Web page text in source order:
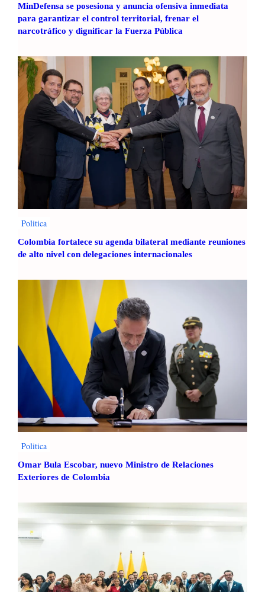
MinDefensa se posesiona y anuncia ofensiva inmediata
para garantizar el control territorial, frenar el
narcotráfico y dignificar la Fuerza Pública
Politica
Colombia fortalece su agenda bilateral mediante reuniones
de alto nivel con delegaciones internacionales
Politica
Omar Bula Escobar, nuevo Ministro de Relaciones
Exteriores de Colombia